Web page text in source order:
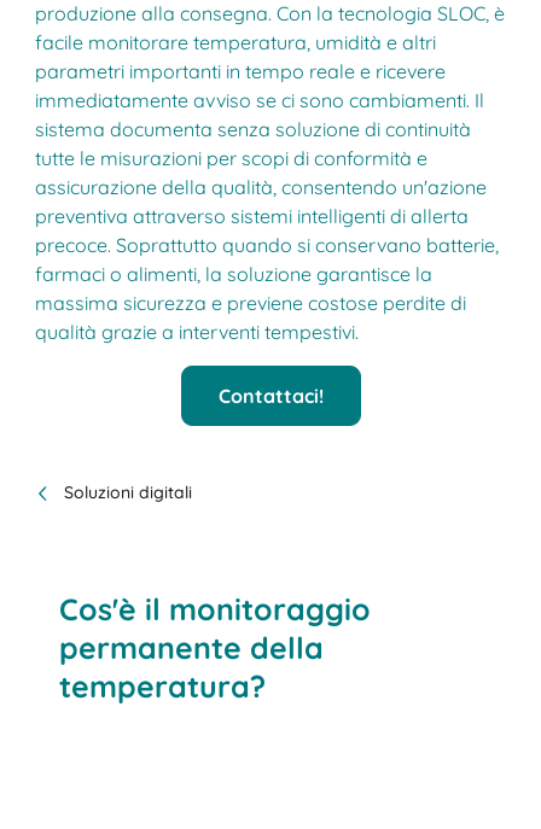
produzione alla consegna. Con la tecnologia SLOC, è
facile monitorare temperatura, umidità e altri
parametri importanti in tempo reale e ricevere
immediatamente avviso se ci sono cambiamenti. Il
sistema documenta senza soluzione di continuità
tutte le misurazioni per scopi di conformità e
assicurazione della qualità, consentendo un'azione
preventiva attraverso sistemi intelligenti di allerta
precoce. Soprattutto quando si conservano batterie,
farmaci o alimenti, la soluzione garantisce la
massima sicurezza e previene costose perdite di
qualità grazie a interventi tempestivi.
Contattaci!
Soluzioni digitali
Cos'è il monitoraggio
permanente della
temperatura?